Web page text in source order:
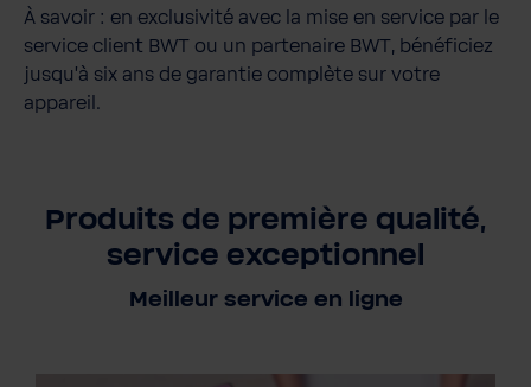
À savoir : en exclusivité avec la mise en service par le
service client BWT ou un partenaire BWT, bénéficiez
jusqu'à six ans de garantie complète sur votre
appareil.
Produits de première qualité,
service exceptionnel
Meilleur service en ligne